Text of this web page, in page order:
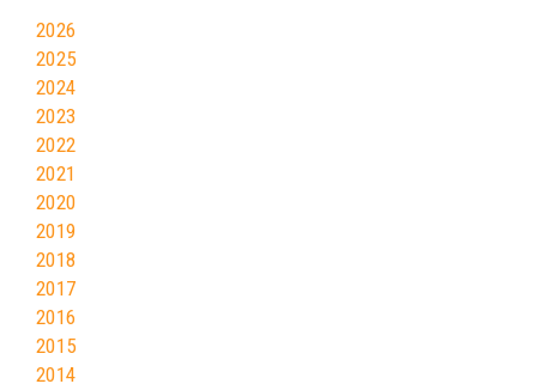
2026
2025
2024
2023
2022
2021
2020
2019
2018
2017
2016
2015
2014